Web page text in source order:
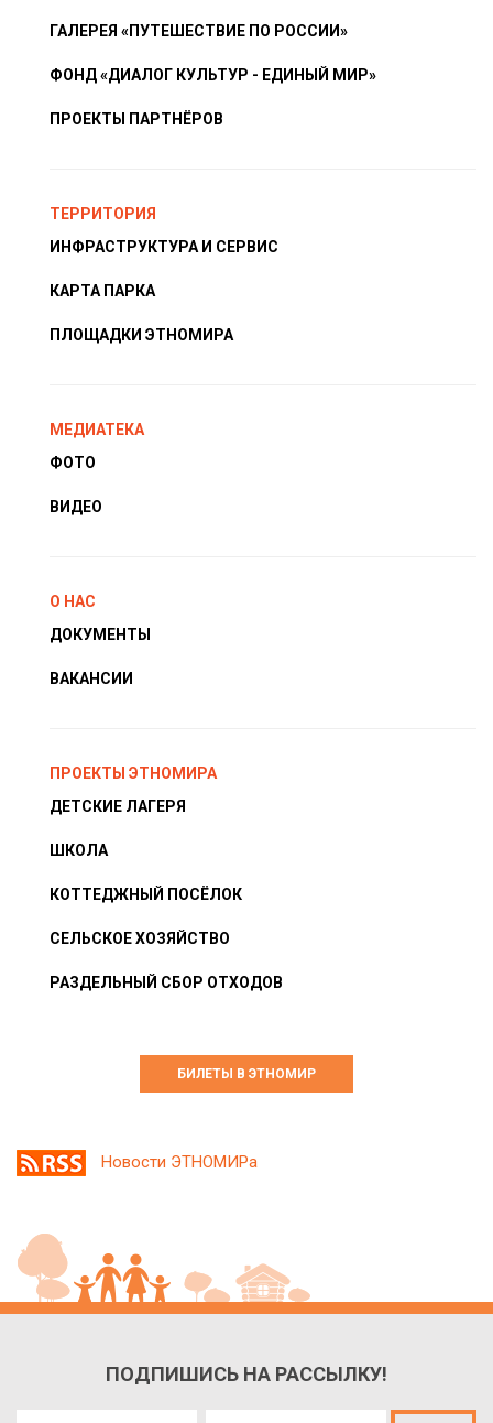
ГАЛЕРЕЯ «ПУТЕШЕСТВИЕ ПО РОССИИ»
ФОНД «ДИАЛОГ КУЛЬТУР - ЕДИНЫЙ МИР»
ПРОЕКТЫ ПАРТНЁРОВ
ТЕРРИТОРИЯ
ИНФРАСТРУКТУРА И СЕРВИС
КАРТА ПАРКА
ПЛОЩАДКИ ЭТНОМИРА
МЕДИАТЕКА
ФОТО
ВИДЕО
О НАС
ДОКУМЕНТЫ
ВАКАНСИИ
ПРОЕКТЫ ЭТНОМИРА
ДЕТСКИЕ ЛАГЕРЯ
ШКОЛА
КОТТЕДЖНЫЙ ПОСЁЛОК
СЕЛЬСКОЕ ХОЗЯЙСТВО
РАЗДЕЛЬНЫЙ СБОР ОТХОДОВ
БИЛЕТЫ В ЭТНОМИР
Новости ЭТНОМИРа
ПОДПИШИСЬ НА РАССЫЛКУ!